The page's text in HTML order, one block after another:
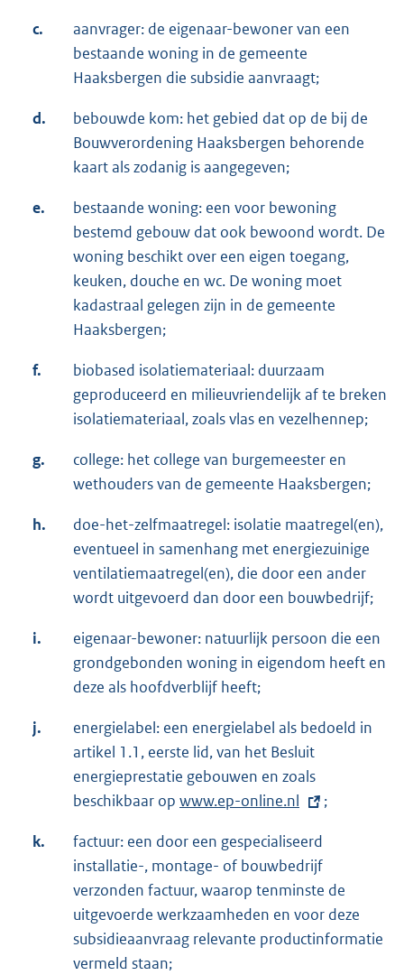
c.
aanvrager: de eigenaar-bewoner van een
bestaande woning in de gemeente
Haaksbergen die subsidie aanvraagt;
d.
bebouwde kom: het gebied dat op de bij de
Bouwverordening Haaksbergen behorende
kaart als zodanig is aangegeven;
e.
bestaande woning: een voor bewoning
bestemd gebouw dat ook bewoond wordt. De
woning beschikt over een eigen toegang,
keuken, douche en wc. De woning moet
kadastraal gelegen zijn in de gemeente
Haaksbergen;
f.
biobased isolatiemateriaal: duurzaam
geproduceerd en milieuvriendelijk af te breken
isolatiemateriaal, zoals vlas en vezelhennep;
g.
college: het college van burgemeester en
wethouders van de gemeente Haaksbergen;
h.
doe-het-zelfmaatregel: isolatie maatregel(en),
eventueel in samenhang met energiezuinige
ventilatiemaatregel(en), die door een ander
wordt uitgevoerd dan door een bouwbedrijf;
i.
eigenaar-bewoner: natuurlijk persoon die een
grondgebonden woning in eigendom heeft en
deze als hoofdverblijf heeft;
j.
energielabel: een energielabel als bedoeld in
artikel 1.1, eerste lid, van het Besluit
energieprestatie gebouwen en zoals
beschikbaar op E
t
e
r
n
e
www.ep-online.nl ;
k.
factuur: een door een gespecialiseerd
installatie-, montage- of bouwbedrijf
verzonden factuur, waarop tenminste de
uitgevoerde werkzaamheden en voor deze
subsidieaanvraag relevante productinformatie
vermeld staan;